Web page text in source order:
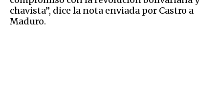
chavista”, dice la nota enviada por Castro a
Maduro.